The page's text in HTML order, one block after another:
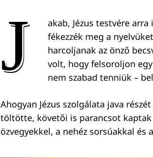
J
akab, Jézus testvére
fékezzék meg a
harcoljanak az önző
volt, hogy felsoroljon
nem szabad tenniük –
Ahogyan Jézus szolgálata java
töltötte, követői is parancsot
özvegyekkel, a nehéz sorsúakkal és